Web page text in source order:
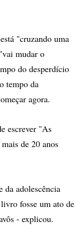
"cruzando uma
mudar o
do desperdício
tempo da
agora.
escrever "As
de 20 anos
da adolescência
fosse um ato de
- explicou.